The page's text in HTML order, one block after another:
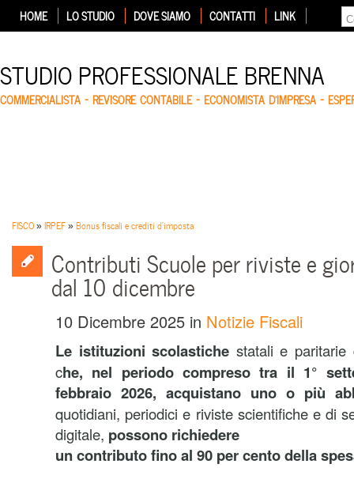
HOME LO STUDIO DOVE SIAMO CONTATTI LINK
STUDIO PROFESSIONALE BRENNA
COMMERCIALISTA – REVISORE CONTABILE – ECONOMISTA D'IMPRESA –
FISCO»IRPEF»Bonus fiscali e crediti d'imposta
Contributi Scuole per riviste e
dal 10 dicembre
10 Dicembre 2025 in Notizie Fiscali
Le istituzioni scolastiche statali e
che, nel periodo compreso tra il 1°
febbraio 2026, acquistano uno o più
quotidiani, periodici e riviste scientifiche e di
digitale, possono richiedere
un contributo fino al 90 per cento della